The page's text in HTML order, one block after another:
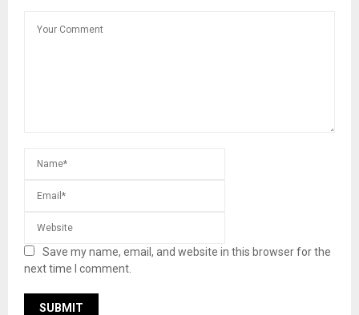
Save my name, email, and website in this browser for the
next time I comment.